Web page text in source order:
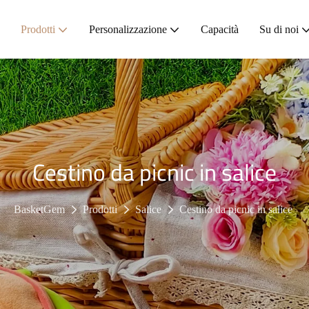
Prodotti Personalizzazione Capacità Su di noi
Cestino da picnic in salice
BasketGem Prodotti Salice Cestino da picnic in salice